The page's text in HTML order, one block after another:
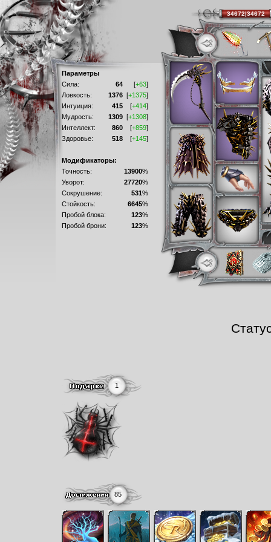
Параметры
Сила:
64 [+63]
Ловкость:
1376 [+1375]
Интуиция:
415 [+414]
Мудрость:
1309 [+1308]
Интеллект:
860 [+859]
Здоровье:
518 [+145]
Модификаторы:
Точность:
13900%
Уворот:
27720%
Сокрушение:
531%
Стойкость:
6645%
Пробой блока:
123%
Пробой брони:
123%
1
85
34672|34672